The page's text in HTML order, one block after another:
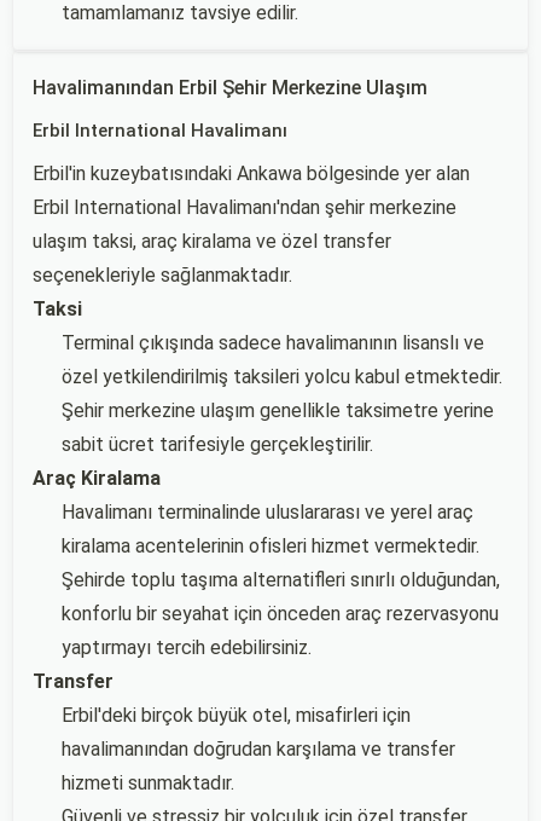
tamamlamanız tavsiye edilir.
Havalimanından Erbil Şehir Merkezine Ulaşım
Erbil International Havalimanı
Erbil'in kuzeybatısındaki Ankawa bölgesinde yer alan
Erbil International Havalimanı'ndan şehir merkezine
ulaşım taksi, araç kiralama ve özel transfer
seçenekleriyle sağlanmaktadır.
Taksi
Terminal çıkışında sadece havalimanının lisanslı ve
özel yetkilendirilmiş taksileri yolcu kabul etmektedir.
Şehir merkezine ulaşım genellikle taksimetre yerine
sabit ücret tarifesiyle gerçekleştirilir.
Araç Kiralama
Havalimanı terminalinde uluslararası ve yerel araç
kiralama acentelerinin ofisleri hizmet vermektedir.
Şehirde toplu taşıma alternatifleri sınırlı olduğundan,
konforlu bir seyahat için önceden araç rezervasyonu
yaptırmayı tercih edebilirsiniz.
Transfer
Erbil'deki birçok büyük otel, misafirleri için
havalimanından doğrudan karşılama ve transfer
hizmeti sunmaktadır.